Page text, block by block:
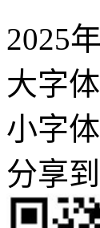
2025
大字体
小字体
分享到